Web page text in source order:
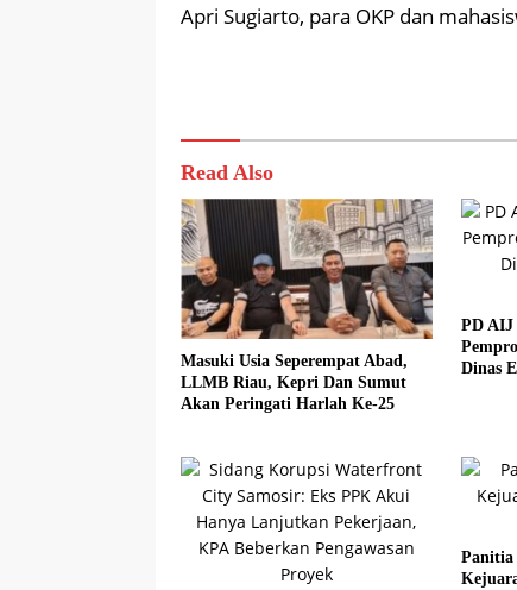
Apri Sugiarto, para OKP dan
Read Also
Masuki Usia Seperempat Abad,
LLMB Riau, Kepri Dan Sumut
Akan Peringati Harlah Ke-25
PD AIJ
Dinas
Panitia